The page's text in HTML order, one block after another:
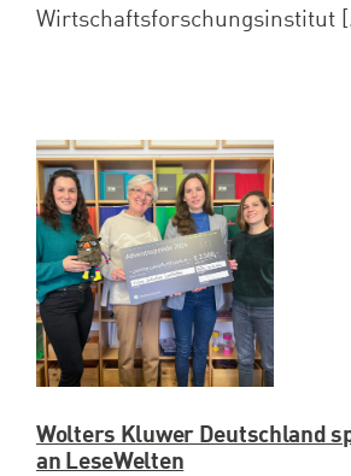
Wirtschaftsforschungsinstitut
Wolters Kluwer Deutschland
an LeseWelten